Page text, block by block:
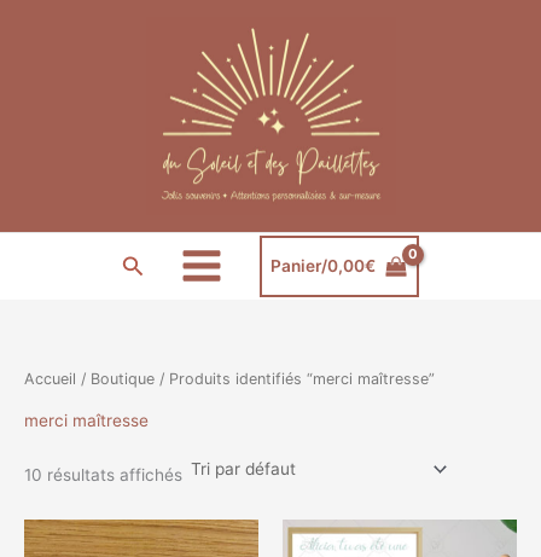
Rechercher Panier/0,00€
Accueil / Boutique / Produits identifiés “merci maîtresse”
merci maîtresse
10 résultats affichés
Plage
de